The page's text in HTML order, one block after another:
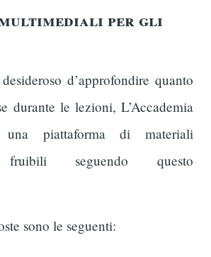
per gli
d’approfondire quanto
durante le lezioni, L’Accademia
piattaforma di materiali
fruibili seguendo questo
sono le seguenti: